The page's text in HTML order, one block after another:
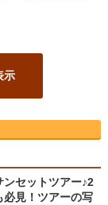
示
ンセットツアー♪2
見！ツアーの写